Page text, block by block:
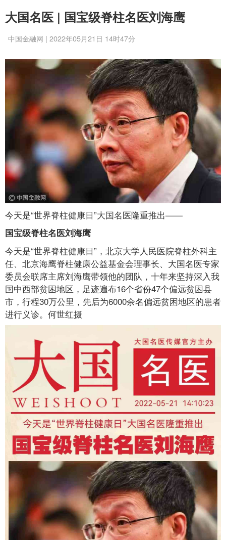
大国名医 | 国宝级脊柱名医刘海鹰
中国金融网 | 2022年05月21日 14时47分
今天是“世界脊柱健康日”大国名医隆重推出——
国宝级脊柱名医刘海鹰
今天是“世界脊柱健康日”，北京大学人民医院脊柱外科主
任、北京海鹰脊柱健康公益基金会理事长、大国名医专家
委员会联席主席刘海鹰带领他的团队，十年来坚持深入我
国中西部贫困地区，足迹遍布16个省份47个偏远贫困县
市，行程30万公里，先后为6000余名偏远贫困地区的患者
进行义诊。何世红摄